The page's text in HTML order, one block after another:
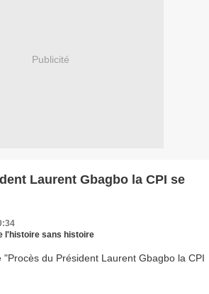
Publicité
Laurent Gbagbo la CPI se
l'histoire sans histoire